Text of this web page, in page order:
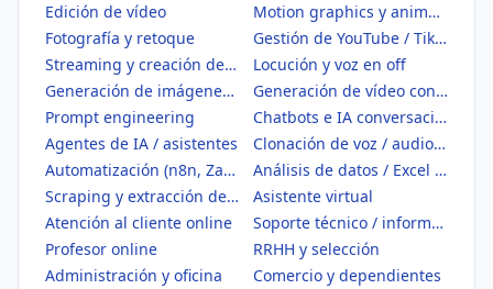
Edición de vídeo
Motion graphics y animación
Fotografía y retoque
Gestión de YouTube / TikTok
Streaming y creación de contenido
Locución y voz en off
Generación de imágenes con IA
Generación de vídeo con IA
Prompt engineering
Chatbots e IA conversacional
Agentes de IA / asistentes
Clonación de voz / audio IA
Automatización (n8n, Zapier, Make)
Análisis de datos / Excel / BI
Scraping y extracción de datos
Asistente virtual
Atención al cliente online
Soporte técnico / informático
Profesor online
RRHH y selección
Administración y oficina
Comercio y dependientes